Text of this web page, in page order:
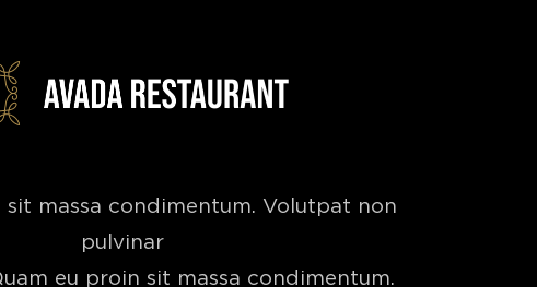
sit massa condimentum. Volutpat non
pulvinar
eu proin sit massa condimentum.